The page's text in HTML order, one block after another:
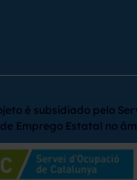
é subsidiado pelo
Emprego Estatal no